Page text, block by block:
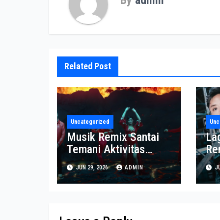
Related Post
Uncategorized
Musik Remix Santai
Temani Aktivitas
Sepanjang Hari
JUN 29, 2026 ADMIN